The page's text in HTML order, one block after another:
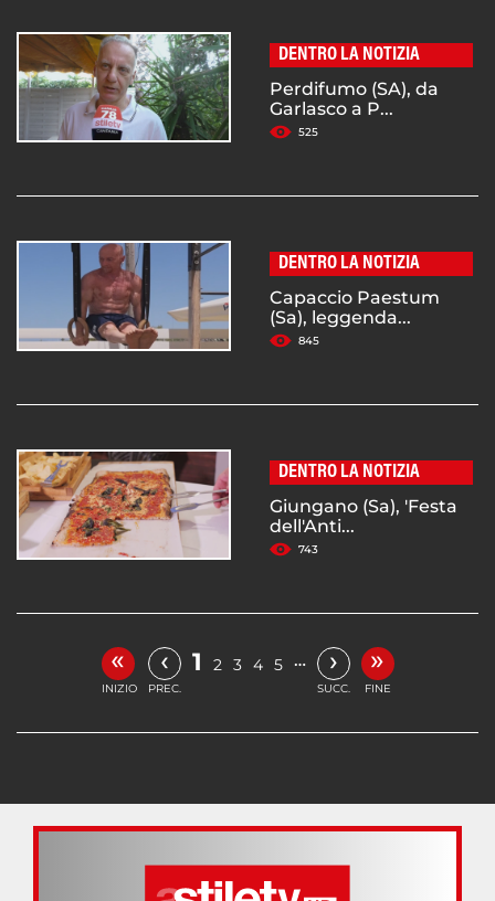
DENTRO LA NOTIZIA
Perdifumo (SA), da
Garlasco a P...
525
DENTRO LA NOTIZIA
Capaccio Paestum
(Sa), leggenda...
845
DENTRO LA NOTIZIA
Giungano (Sa), 'Festa
dell'Anti...
743
«
INIZIO
‹
PREC.
1 2 3 4 5 … ›
SUCC.
»
FINE